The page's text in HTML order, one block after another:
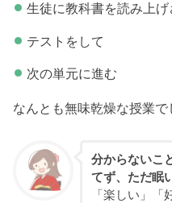
生徒に教科書を読み上げ
テストをして
次の単元に進む
なんとも無味乾燥な授業で
分からないこ
てず、ただ眠
「楽しい」「